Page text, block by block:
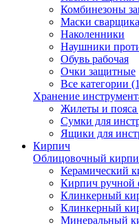
Комбинезоны
Маски сварщика
Наколенники
Наушники
Обувь рабочая
Очки защитные
Все категории
Хранение
Жилеты и пояса
Сумки для
Ящики для
Кирпич
Облицовочный
Керамический
Кирпич ручной
Клинкерный
Клинкерный
Минеральный